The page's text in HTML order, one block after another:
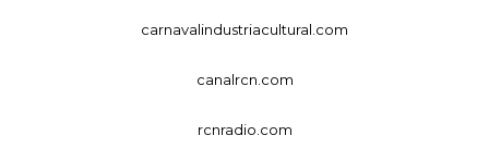
carnavalindustriacultural.com
canalrcn.com
rcnradio.com